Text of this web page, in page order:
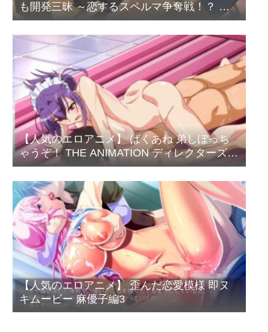
も開発三昧 ～恋するスペルマ争奪戦！？ 白
濁ミルクをゲットだぜ！！編～
【人気のエロアニメ】 ばくあね 弟しぼっち
ゃうぞ！ THE ANIMATION ディレクターズカ
ット版
【人気のエロアニメ】 歪んだ恋愛模様 即ヌ
キムービー 麻優子編3